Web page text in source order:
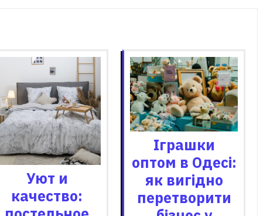
Уют и
качество:
Іграшки
оптом в Одесі:
як вигідно
перетворити